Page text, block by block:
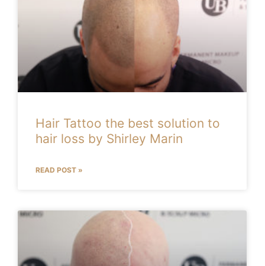
Hair Tattoo the best solution to
hair loss by Shirley Marin
READ POST »